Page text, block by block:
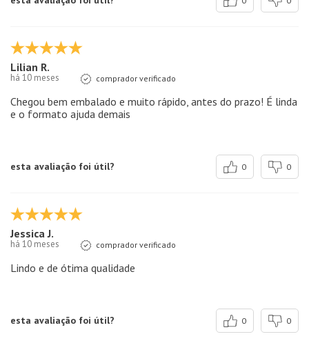
Lilian R.
há 10 meses comprador verificado
Chegou bem embalado e muito rápido, antes do prazo! É linda
e o formato ajuda demais
esta avaliação foi útil? 0 0
Jessica J.
há 10 meses comprador verificado
Lindo e de ótima qualidade
esta avaliação foi útil? 0 0